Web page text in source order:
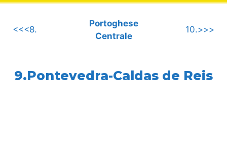
.
<<<8.
Portoghese
Centrale
10.>>>
9.Pontevedra-Caldas de Reis